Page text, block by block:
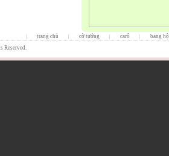
trang chủ cờ tướng carô
bang
Reserved.